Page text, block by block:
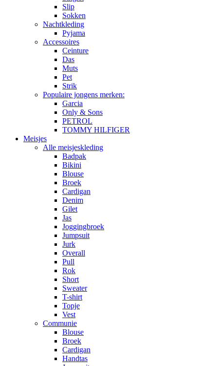
Slip
Sokken
Nachtkleding
Pyjama
Accessoires
Ceinture
Das
Muts
Pet
Strik
Populaire jongens merken:
Garcia
Only & Sons
PETROL
TOMMY HILFIGER
Meisjes
Alle meisjeskleding
Badpak
Bikini
Blouse
Broek
Cardigan
Denim
Gilet
Jas
Joggingbroek
Jumpsuit
Jurk
Overall
Pull
Rok
Short
Sweater
T-shirt
Topje
Vest
Communie
Blouse
Broek
Cardigan
Handtas